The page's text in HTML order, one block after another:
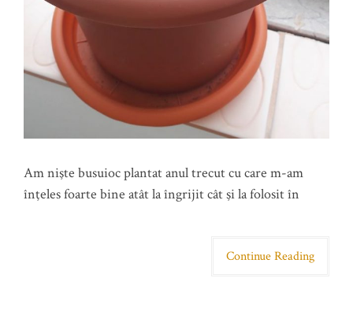
Am nişte busuioc plantat anul trecut cu care m-am
înţeles foarte bine atât la îngrijit cât şi la folosit în
Continue Reading